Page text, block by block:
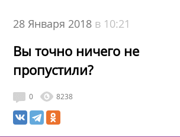
28 Января 2018 в 10:21
Вы точно ничего не
пропустили?
0 8238